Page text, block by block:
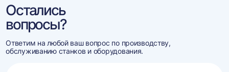
Остались
вопросы?
Ответим на любой ваш вопрос по производству,
обслуживанию станков и оборудования.